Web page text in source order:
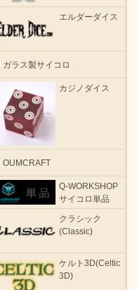
エルダーダイス
ガラス製サイコロ
カジノダイス
OUMCRAFT
Q-WORKSHOP
サイコロ単品
クラシック
(Classic)
ケルト3D(Celtic
3D)